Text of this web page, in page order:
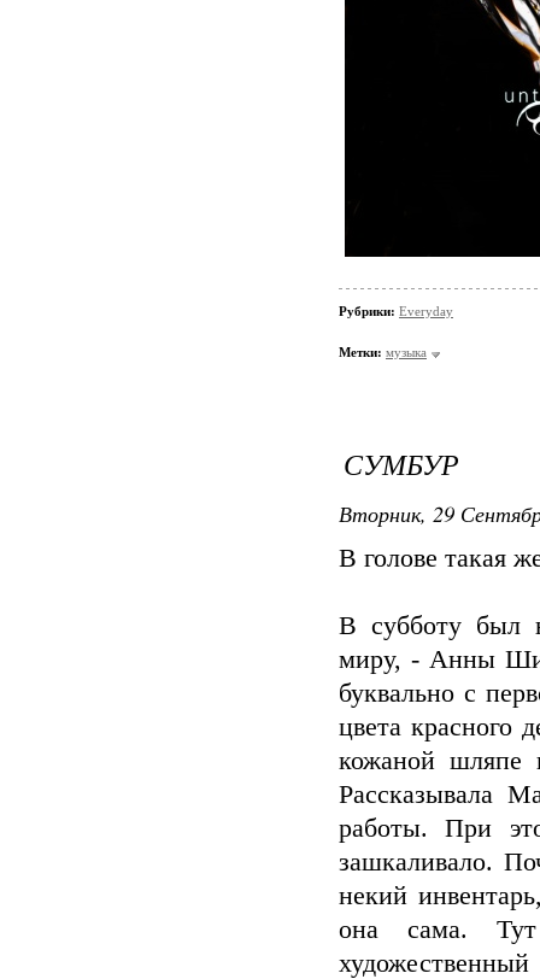
Рубрики: Everyday
Метки: музыка
СУМБУР
Вторник, 29
В голове такая
В субботу был
миру, - Анны
буквально с
цвета красного
кожаной шляпе
Рассказывала
работы. При
зашкаливало.
некий
она сама.